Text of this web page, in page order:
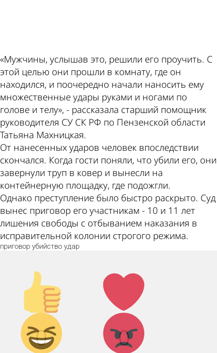
«Мужчины, услышав это, решили его проучить. С
этой целью они прошли в комнату, где он
находился, и поочередно начали наносить ему
множественные удары руками и ногами по
голове и телу», - рассказала старший помощник
руководителя СУ СК РФ по Пензенской области
Татьяна Махницкая.
От нанесенных ударов человек впоследствии
скончался. Когда гости поняли, что убили его, они
завернули труп в ковер и вынесли на
контейнерную площадку, где подожгли.
Однако преступление было быстро раскрыто. Суд
вынес приговор его участникам - 10 и 11 лет
лишения свободы с отбыванием наказания в
исправительной колонии строгого режима.
приговор убийство удар
Палец
вверх!
0
Лайк!
0
Дикий
смех!
Агрессия!